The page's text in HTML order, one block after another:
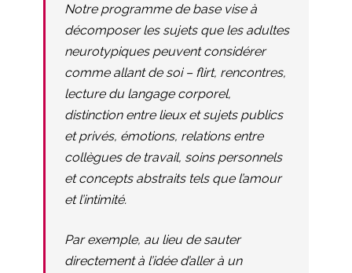
Notre programme de base vise à
décomposer les sujets que les adultes
neurotypiques peuvent considérer
comme allant de soi – flirt, rencontres,
lecture du langage corporel,
distinction entre lieux et sujets publics
et privés, émotions, relations entre
collègues de travail, soins personnels
et concepts abstraits tels que l’amour
et l’intimité.
Par exemple, au lieu de sauter
directement à l’idée d’aller à un